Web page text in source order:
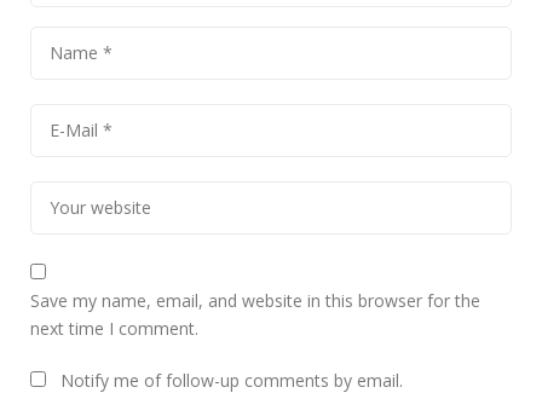
Save my name, email, and website in this browser for the
next time I comment.
Notify me of follow-up comments by email.